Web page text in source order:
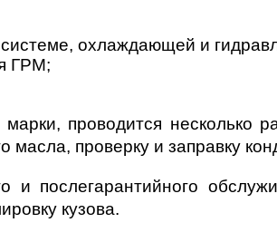
охлаждающей и
ГРМ;
проводится несколько
проверку и заправку
и послегарантийного
кузова.